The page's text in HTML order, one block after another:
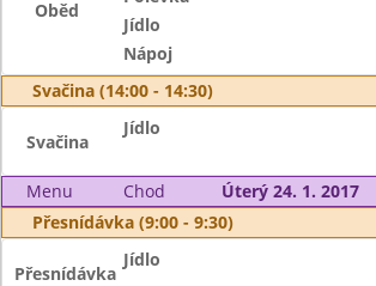
Oběd
Jídlo
Nápoj
Svačina (14:00 - 14:30)
Svačina
Jídlo
Menu Chod
Úterý 24. 1. 2017
Přesnídávka (9:00 - 9:30)
Přesnídávka
Jídlo